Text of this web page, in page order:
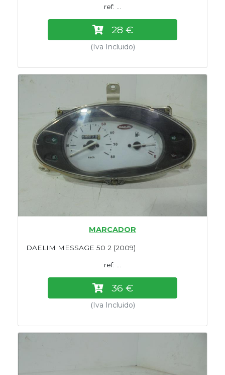
ref: ...
28 €
(Iva Incluido)
MARCADOR
DAELIM MESSAGE 50 2 (2009)
ref: ...
36 €
(Iva Incluido)